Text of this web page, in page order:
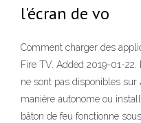
l'écran de vo
Comment charger des
Fire TV. Added 2019-01-
ne sont pas disponibles sur
manière autonome ou
bâton de feu fonctionne